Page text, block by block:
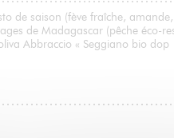
de saison (fève fraîche, amande,
de Madagascar (pêche éco-
Abbraccio « Seggiano bio dop